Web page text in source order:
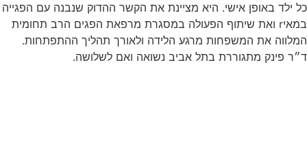
כל ילד באופן אישי. היא מציינת את הקשר ההדוק שנבנה עם הפגייה
במאיr ואת שיתוף הפעולה במסגרת מרפאת הפגים הרב תחומית
המלווה את המשפחות מרגע הלידה ולאורך תהליך ההתפתחות.
ד״ר פינק מתגוררת בתל אביב נשואה ואם לשלושה.